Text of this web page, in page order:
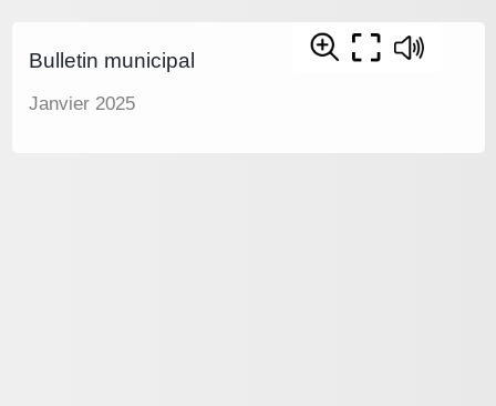
Bulletin municipal
Janvier 2025